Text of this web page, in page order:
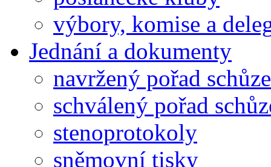
výbory, komise a
Jednání a dokumenty
navržený pořad schůze
schválený pořad
stenoprotokoly
sněmovní tisky